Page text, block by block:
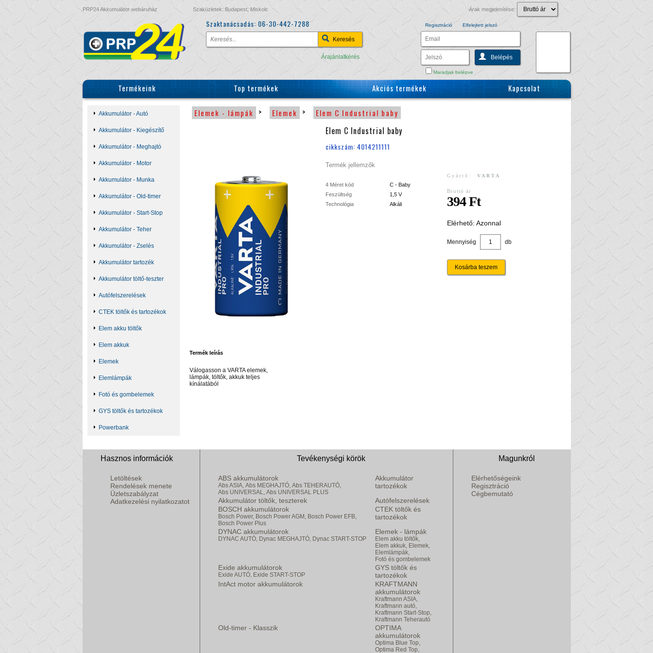
PRP24 Akkumulátor webáruház Szaküzletek: Budapest, Miskolc Árak megjelenítése:
Szaktanácsadás: 06-30-442-7288
Árajánlatkérés
Regisztráció Elfelejtett jelszó
Maradjak belépve
Termékeink Top termékek Akciós termékek Kapcsolat
Akkumulátor - Autó
Akkumulátor - Kiegészítő
Akkumulátor - Meghajtó
Akkumulátor - Motor
Akkumulátor - Munka
Akkumulátor - Old-timer
Akkumulátor - Start-Stop
Akkumulátor - Teher
Akkumulátor - Zselés
Akkumulátor tartozék
Akkumulátor töltő-teszter
Autófelszerelések
CTEK töltők és tartozékok
Elem akku töltők
Elem akkuk
Elemek
Elemlámpák
Fotó és gombelemek
GYS töltők és tartozékok
Powerbank
Elemek - lámpák > Elemek > Elem C Industrial baby
Elem C Industrial baby
cikkszám: 4014211111
Termék jellemzők
4 Méret kód
C - Baby
Feszültség
1,5 V
Technológia
Alkáli
Gyártó: VARTA
Bruttó ár
394 Ft
Elérhető: Azonnal
Mennyiség db
Termék leírás
Válogasson a VARTA elemek,
lámpák, töltők, akkuk teljes
kínálatából
Hasznos információk Tevékenységi körök Magunkról
Letöltések
Rendelések menete
Üzletszabályzat
Adatkezelési nyilatkozatot
ABS akkumulátorok
Abs ASIA, Abs MEGHAJTÓ, Abs TEHERAUTÓ,
Abs UNIVERSAL, Abs UNIVERSAL PLUS
Akkumulátor
tartozékok
Akkumulátor töltők, teszterek
Autófelszerelések
BOSCH akkumulátorok
Bosch Power, Bosch Power AGM, Bosch Power EFB,
Bosch Power Plus
CTEK töltők és
tartozékok
DYNAC akkumulátorok
DYNAC AUTÓ, Dynac MEGHAJTÓ, Dynac START-STOP
Elemek - lámpák
Elem akku töltők,
Elem akkuk, Elemek,
Elemlámpák,
Fotó és gombelemek
Exide akkumulátorok
Exide AUTÓ, Exide START-STOP
GYS töltők és
tartozékok
IntAct motor akkumulátorok
KRAFTMANN
akkumulátorok
Kraftmann ASIA,
Kraftmann autó,
Kraftmann Start-Stop,
Kraftmann Teherautó
Old-timer - Klasszik
OPTIMA
akkumulátorok
Optima Blue Top,
Optima Red Top,
Elérhetőségeink
Regisztráció
Cégbemutató